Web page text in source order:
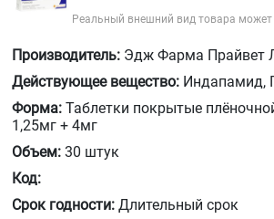
Реальный внешний вид товара может
Производитель: Эдж Фарма Прайвет
Действующее вещество: Индапамид,
Форма: Таблетки покрытые
1,25мг + 4мг
Объем: 30 штук
Код:
Срок годности: Длительный срок